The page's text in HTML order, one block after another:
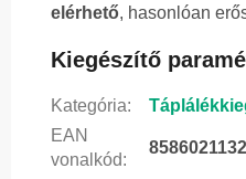
elérhető, hasonlóan
Kiegészítő
Kategória:
EAN
vonalkód: